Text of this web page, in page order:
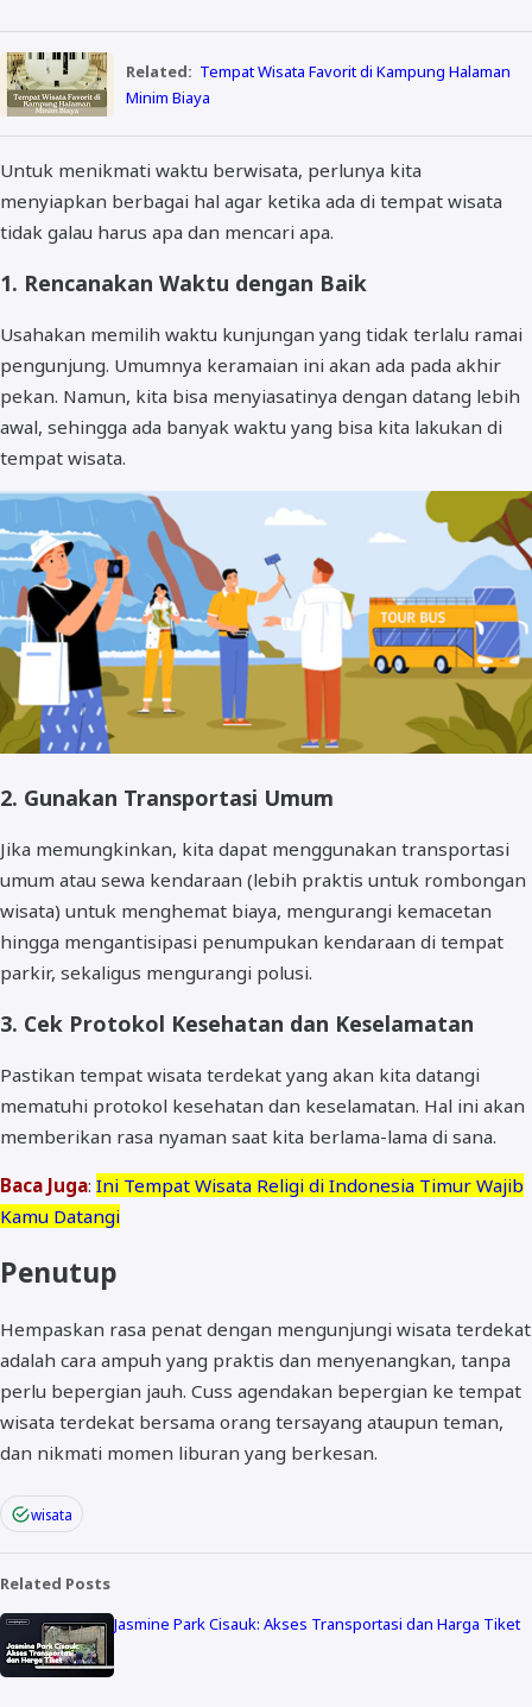
Related: Tempat Wisata Favorit di Kampung Halaman
Minim Biaya
Untuk menikmati waktu berwisata, perlunya kita
menyiapkan berbagai hal agar ketika ada di tempat wisata
tidak galau harus apa dan mencari apa.
1. Rencanakan Waktu dengan Baik
Usahakan memilih waktu kunjungan yang tidak terlalu ramai
pengunjung. Umumnya keramaian ini akan ada pada akhir
pekan. Namun, kita bisa menyiasatinya dengan datang lebih
awal, sehingga ada banyak waktu yang bisa kita lakukan di
tempat wisata.
2. Gunakan Transportasi Umum
Jika memungkinkan, kita dapat menggunakan transportasi
umum atau sewa kendaraan (lebih praktis untuk rombongan
wisata) untuk menghemat biaya, mengurangi kemacetan
hingga mengantisipasi penumpukan kendaraan di tempat
parkir, sekaligus mengurangi polusi.
3. Cek Protokol Kesehatan dan Keselamatan
Pastikan tempat wisata terdekat yang akan kita datangi
mematuhi protokol kesehatan dan keselamatan. Hal ini akan
memberikan rasa nyaman saat kita berlama-lama di sana.
Baca Juga: Ini Tempat Wisata Religi di Indonesia Timur Wajib
Kamu Datangi
Penutup
Hempaskan rasa penat dengan mengunjungi wisata terdekat
adalah cara ampuh yang praktis dan menyenangkan, tanpa
perlu bepergian jauh. Cuss agendakan bepergian ke tempat
wisata terdekat bersama orang tersayang ataupun teman,
dan nikmati momen liburan yang berkesan.
wisata
Related Posts
Jasmine Park Cisauk: Akses Transportasi dan Harga Tiket